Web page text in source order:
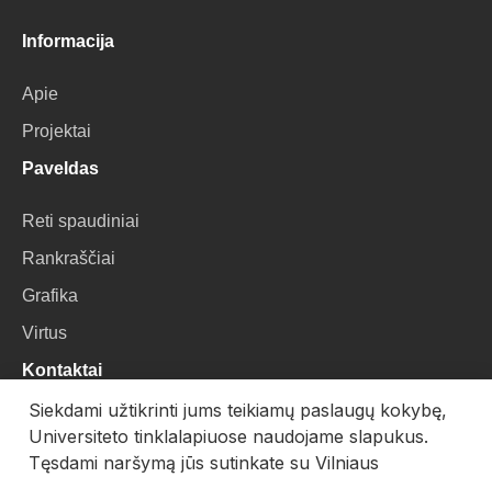
Informacija
Apie
Projektai
Paveldas
Reti spaudiniai
Rankraščiai
Grafika
Virtus
Kontaktai
VU Biblioteka
Universiteto g. 3, LT-01122, Vilnius
Siekdami užtikrinti jums teikiamų paslaugų kokybę,
Universiteto tinklalapiuose naudojame slapukus.
Tęsdami naršymą jūs sutinkate su Vilniaus